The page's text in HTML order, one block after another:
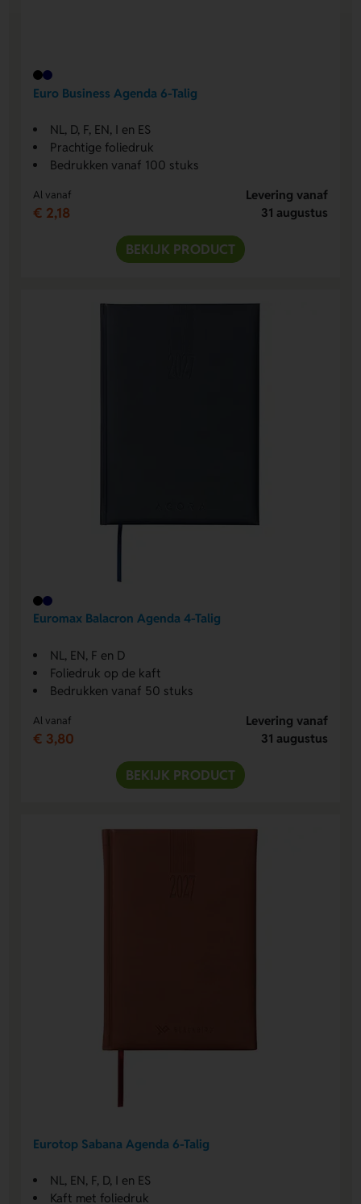
Euro Business Agenda 6-Talig
NL, D, F, EN, I en ES
Prachtige foliedruk
Bedrukken vanaf 100 stuks
Al vanaf
€ 2,18
Levering vanaf
31 augustus
BEKIJK PRODUCT
Euromax Balacron Agenda 4-Talig
NL, EN, F en D
Foliedruk op de kaft
Bedrukken vanaf 50 stuks
Al vanaf
€ 3,80
Levering vanaf
31 augustus
BEKIJK PRODUCT
Eurotop Sabana Agenda 6-Talig
NL, EN, F, D, I en ES
Kaft met foliedruk